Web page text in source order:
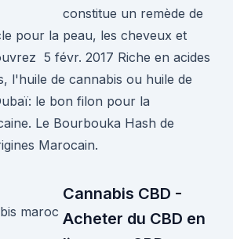
constitue un remède de
pour la peau, les cheveux et
5 févr. 2017 Riche en acides
l'huile de cannabis ou huile de
le bon filon pour la
Le Bourbouka Hash de
Marocain.
Cannabis CBD -
Acheter du CBD en